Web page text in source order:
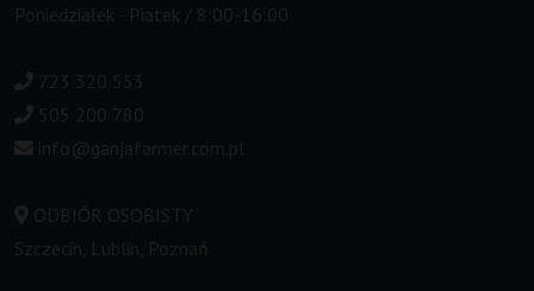
Poniedziałek - Piatek / 8:00-16:00
723 320 553
505 200 780
info@ganjafarmer.com.pl
ODBIÓR OSOBISTY
Szczecin, Lublin, Poznań